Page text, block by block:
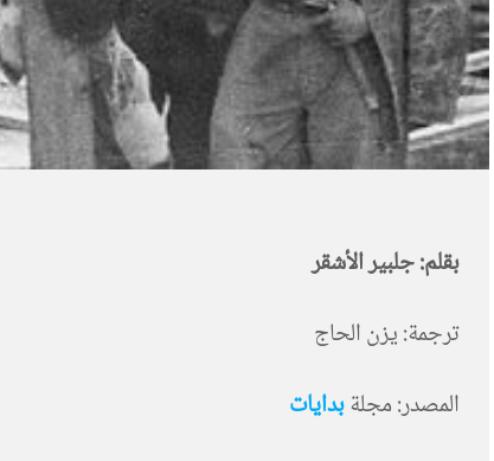
بقلم: جلبير الأشقر
ترجمة: يزن الحاج
المصدر: مجلةبدايات